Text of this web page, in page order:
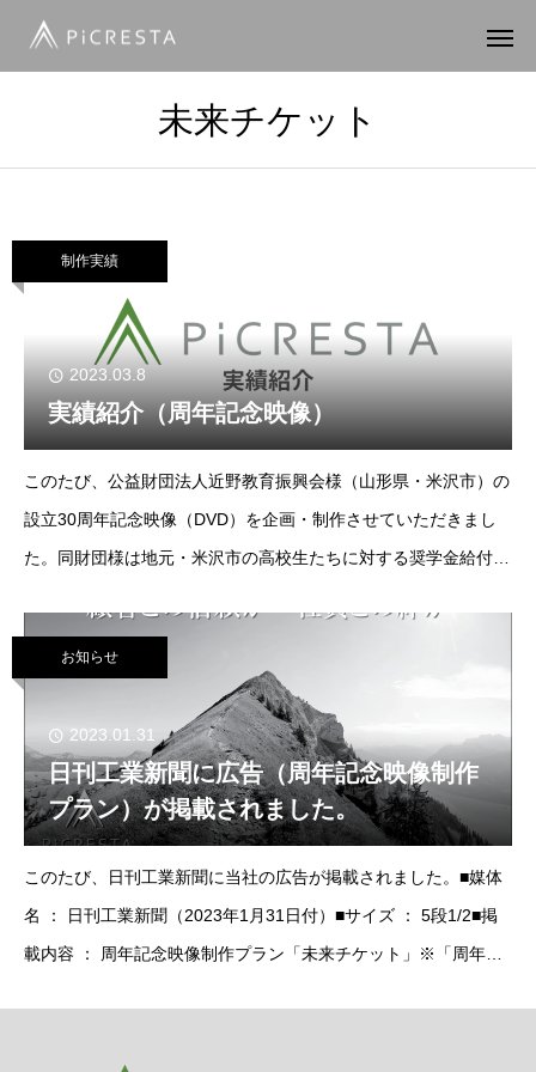
未来チケット
制作実績
2023.03.8
実績紹介（周年記念映像）
このたび、公益財団法人近野教育振興会様（山形県・米沢市）の
設立30周年記念映像（DVD）を企画・制作させていただきまし
た。同財団様は地元・米沢市の高校生たちに対する奨学金給付を
までの活動の内容を、創設者・近野兼史氏の半生
お知らせ
2023.01.31
日刊工業新聞に広告（周年記念映像制作
プラン）が掲載されました。
このたび、日刊工業新聞に当社の広告が掲載されました。■媒体
名 ： 日刊工業新聞（2023年1月31日付）■サイズ ： 5段1/2■掲
載内容 ： 周年記念映像制作プラン「未来チケット」※「周年記